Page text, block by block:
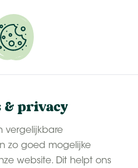
& privacy
vergelijkbare
zo goed mogelijke
website. Dit helpt ons
bij